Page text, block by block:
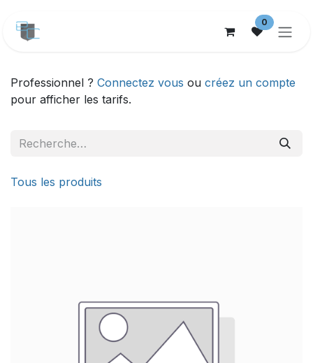
0
Professionnel ? Connectez vous ou créez un compte
pour afficher les tarifs.
Tous les produits